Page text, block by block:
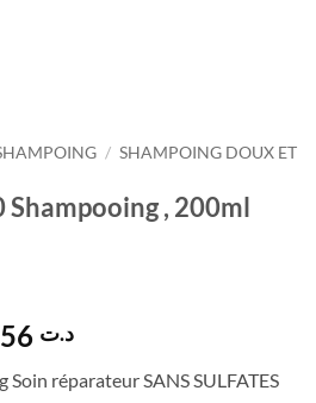
/ SHAMPOING DOUX ET
, 200ml
د.تLe
actuel
réparateur SANS SULFATES